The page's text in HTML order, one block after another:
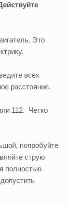
Это
всех
расстояние.
112. Четко
попробуйте
струю
полностью